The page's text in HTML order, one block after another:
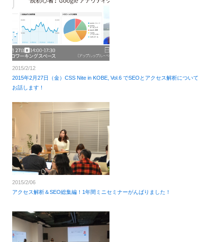
2015/2/12
2015年2月27日（金）CSS Nite in KOBE, Vol.6 でSEOとアクセス解析について
お話します！
2015/2/06
アクセス解析＆SEO総集編！1年間ミニセミナーがんばりました！